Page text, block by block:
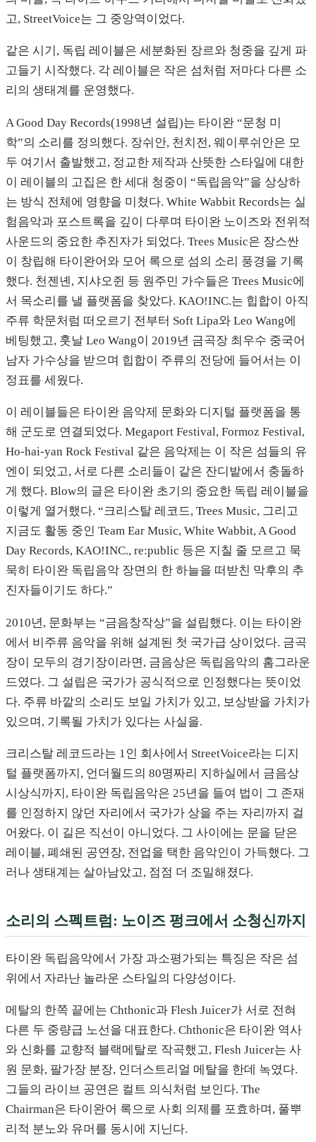
고, StreetVoice는 그 중앙역이었다.
같은 시기, 독립 레이블은 세분화된 장르와 청중을 깊게 파
고들기 시작했다. 각 레이블은 작은 섬처럼 저마다 다른 소
리의 생태계를 운영했다.
A Good Day Records(1998년 설립)는 타이완 “문청 미
학”의 소리를 정의했다. 장쉬안, 천치전, 웨이루쉬안은 모
두 여기서 출발했고, 정교한 제작과 산뜻한 스타일에 대한
이 레이블의 고집은 한 세대 청중이 “독립음악”을 상상하
는 방식 전체에 영향을 미쳤다. White Wabbit Records는 실
험음악과 포스트록을 깊이 다루며 타이완 노이즈와 전위적
사운드의 중요한 추진자가 되었다. Trees Music은 장스싼
이 창립해 타이완어와 모어 록으로 섬의 소리 풍경을 기록
했다. 천젠녠, 지샤오쥔 등 원주민 가수들은 Trees Music에
서 목소리를 낼 플랫폼을 찾았다. KAO!INC.는 힙합이 아직
주류 학문처럼 떠오르기 전부터 Soft Lipa와 Leo Wang에
베팅했고, 훗날 Leo Wang이 2019년 금곡장 최우수 중국어
남자 가수상을 받으며 힙합이 주류의 전당에 들어서는 이
정표를 세웠다.
이 레이블들은 타이완 음악제 문화와 디지털 플랫폼을 통
해 군도로 연결되었다. Megaport Festival, Formoz Festival,
Ho-hai-yan Rock Festival 같은 음악제는 이 작은 섬들의 유
엔이 되었고, 서로 다른 소리들이 같은 잔디밭에서 충돌하
게 했다. Blow의 글은 타이완 초기의 중요한 독립 레이블을
이렇게 열거했다. “크리스탈 레코드, Trees Music, 그리고
지금도 활동 중인 Team Ear Music, White Wabbit, A Good
Day Records, KAO!INC., re:public 등은 지칠 줄 모르고 묵
묵히 타이완 독립음악 장면의 한 하늘을 떠받친 막후의 추
진자들이기도 하다.”
2010년, 문화부는 “금음창작상”을 설립했다. 이는 타이완
에서 비주류 음악을 위해 설계된 첫 국가급 상이었다. 금곡
장이 모두의 경기장이라면, 금음상은 독립음악의 홈그라운
드였다. 그 설립은 국가가 공식적으로 인정했다는 뜻이었
다. 주류 바깥의 소리도 보일 가치가 있고, 보상받을 가치가
있으며, 기록될 가치가 있다는 사실을.
크리스탈 레코드라는 1인 회사에서 StreetVoice라는 디지
털 플랫폼까지, 언더월드의 80명짜리 지하실에서 금음상
시상식까지, 타이완 독립음악은 25년을 들여 법이 그 존재
를 인정하지 않던 자리에서 국가가 상을 주는 자리까지 걸
어왔다. 이 길은 직선이 아니었다. 그 사이에는 문을 닫은
레이블, 폐쇄된 공연장, 전업을 택한 음악인이 가득했다. 그
러나 생태계는 살아남았고, 점점 더 조밀해졌다.
소리의 스펙트럼: 노이즈 펑크에서 소청신까지
타이완 독립음악에서 가장 과소평가되는 특징은 작은 섬
위에서 자라난 놀라운 스타일의 다양성이다.
메탈의 한쪽 끝에는 Chthonic과 Flesh Juicer가 서로 전혀
다른 두 중량급 노선을 대표한다. Chthonic은 타이완 역사
와 신화를 교향적 블랙메탈로 작곡했고, Flesh Juicer는 사
원 문화, 팔가장 분장, 인더스트리얼 메탈을 한데 녹였다.
그들의 라이브 공연은 컬트 의식처럼 보인다. The
Chairman은 타이완어 록으로 사회 의제를 포효하며, 풀뿌
리적 분노와 유머를 동시에 지닌다.